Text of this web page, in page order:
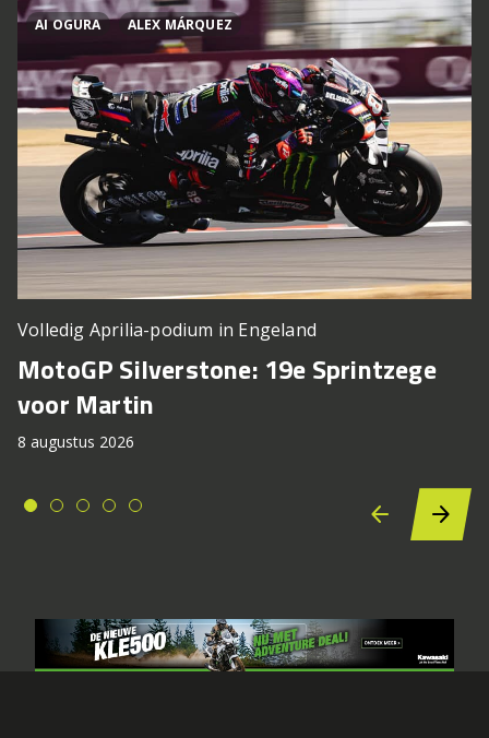
AI OGURA ALEX MÁRQUEZ
Volledig Aprilia-podium in Engeland
MotoGP Silverstone: 19e Sprintzege
voor Martin
8 augustus 2026